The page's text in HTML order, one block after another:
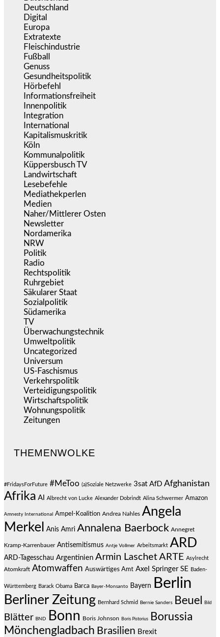
Deutschland
Digital
Europa
Extratexte
Fleischindustrie
Fußball
Genuss
Gesundheitspolitik
Hörbefehl
Informationsfreiheit
Innenpolitik
Integration
International
Kapitalismuskritik
Köln
Kommunalpolitik
Küppersbusch TV
Landwirtschaft
Lesebefehle
Mediathekperlen
Medien
Naher/Mittlerer Osten
Newsletter
Nordamerika
NRW
Politik
Radio
Rechtspolitik
Ruhrgebiet
Säkularer Staat
Sozialpolitik
Südamerika
TV
Überwachungstechnik
Umweltpolitik
Uncategorized
Universum
US-Faschismus
Verkehrspolitik
Verteidigungspolitik
Wirtschaftspolitik
Wohnungspolitik
Zeitungen
THEMENWOLKE
#FridaysForFuture #MeToo (a)Soziale Netzwerke 3sat AfD Afghanistan
Afrika AI Albrecht von Lucke Alexander Dobrindt Alina Schwermer Amazon
Amnesty International Ampel-Koalition Andrea Nahles Angela
Merkel
Anis Amri Annalena Baerbock Annegret
Kramp-Karrenbauer Antisemitismus Antje Vollmer Arbeitsmarkt ARD
ARD-Tagesschau Argentinien Armin Laschet ARTE Asylrecht
Atomkraft Atomwaffen Auswärtiges Amt Axel Springer SE Baden-
Württemberg Barack Obama Barca Bayer-Monsanto Bayern Berlin
Berliner Zeitung Bernhard Schmid Bernie Sanders Beuel Bild
Blätter BND Bonn Boris Johnson Boris Pistorius
Borussia
Mönchengladbach Brasilien Brexit